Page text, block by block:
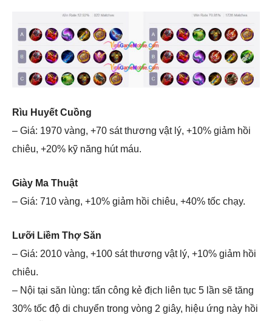
Rìu Huyết Cuồng
– Giá: 1970 vàng, +70 sát thương vật lý, +10% giảm hồi
chiêu, +20% kỹ năng hút máu.
Giày Ma Thuật
– Giá: 710 vàng, +10% giảm hồi chiêu, +40% tốc chạy.
Lưỡi Liềm Thợ Săn
– Giá: 2010 vàng, +100 sát thương vật lý, +10% giảm hồi
chiêu.
– Nội tại săn lùng: tấn công kẻ địch liên tục 5 lần sẽ tăng
30% tốc độ di chuyển trong vòng 2 giây, hiệu ứng này hồi